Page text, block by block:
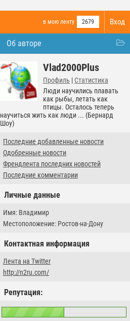
Вход
в мою ленту 2679
Об авторе
Vlad2000Plus
Профиль | Статистика
Люди научились плавать
как рыбы, летать как
птицы. Осталось теперь
научиться жить как люди ... (Бернард
Шоу)
Последние добавленные новости
Одобренные новости
Френдлента последних новостей
Последние комментарии
Личные данные
Имя: Владимир
Местоположение: Ростов-на-Дону
Контактная информация
Лента на Twitter
http://n2ru.com/
Репутация: